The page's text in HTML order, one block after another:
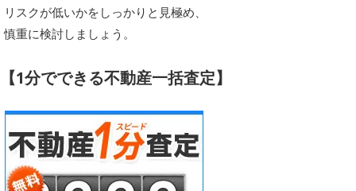
リスクが低いかをしっかりと見極め、
慎重に検討しましょう。
【1分でできる不動産一括査定】